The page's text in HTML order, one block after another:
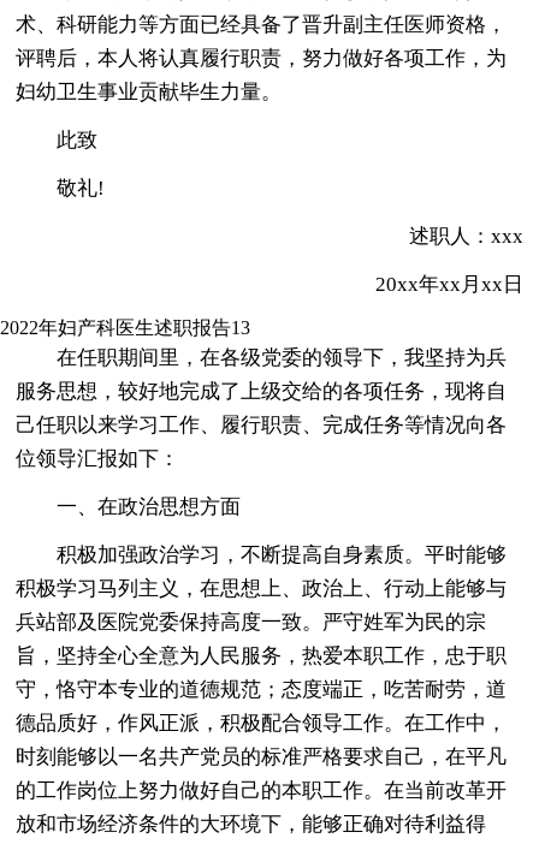
术、科研能力等方面已经具备了晋升副主任医师资格，
评聘后，本人将认真履行职责，努力做好各项工作，为
妇幼卫生事业贡献毕生力量。
此致
敬礼!
述职人：xxx
20xx年xx月xx日
2022年妇产科医生述职报告13
在任职期间里，在各级党委的领导下，我坚持为兵
服务思想，较好地完成了上级交给的各项任务，现将自
己任职以来学习工作、履行职责、完成任务等情况向各
位领导汇报如下：
一、在政治思想方面
积极加强政治学习，不断提高自身素质。平时能够
积极学习马列主义，在思想上、政治上、行动上能够与
兵站部及医院党委保持高度一致。严守姓军为民的宗
旨，坚持全心全意为人民服务，热爱本职工作，忠于职
守，恪守本专业的道德规范；态度端正，吃苦耐劳，道
德品质好，作风正派，积极配合领导工作。在工作中，
时刻能够以一名共产党员的标准严格要求自己，在平凡
的工作岗位上努力做好自己的本职工作。在当前改革开
放和市场经济条件的大环境下，能够正确对待利益得